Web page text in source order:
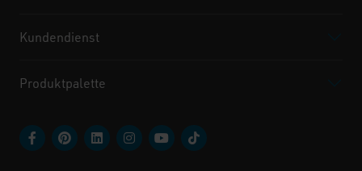
Kundendienst
Produktpalette